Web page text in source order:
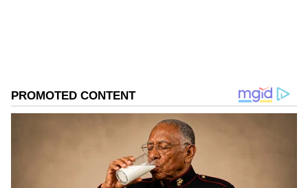
దయానిధి మారన్ వాడిన భాష దురదృష్టకరమని షెహజాబ్
పూనావాలా అన్నారు. మారన్‌ వ్యాఖ్యలపై ఉత్తరప్రదేశ్‌,
బీహార్‌కు చెందిన ఇండియా బ్లాక్‌ నేతలు ఎందుకు మౌనంగా
ఉన్నారని ఆయన విమర్శించారు. నితీష్ కుమార్, తేజస్వీ
యాదవ్, లాలూ యాదవ్, కాంగ్రెస్, ఎస్పీ, అఖిలేష్ యాదవ్
దీనిపై ఎప్పుడు నిర్ణయం తీసుకుంటారని పూనావాలా